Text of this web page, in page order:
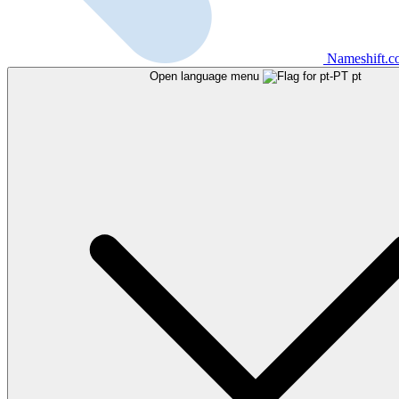
Open language menu pt